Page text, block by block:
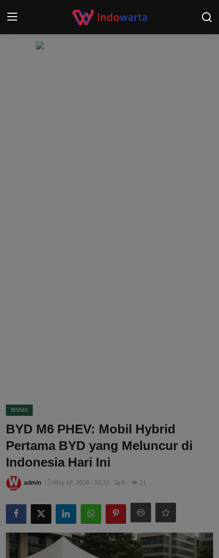
BISNIS
BYD M6 PHEV: Mobil Hybrid
Pertama BYD yang Meluncur di
Indonesia Hari Ini
admin May 18, 2026 - 10:10 0 21